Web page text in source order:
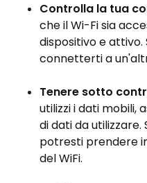
Controlla la tua
che il Wi-Fi sia
dispositivo e attivo.
connetterti a
Tenere sotto
utilizzi i dati mobili,
di dati da utilizzare.
potresti prendere
del WiFi.